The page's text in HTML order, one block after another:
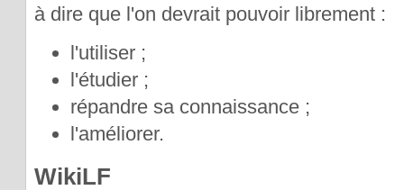
à dire que l'on devrait pouvoir librement :
l'utiliser ;
l'étudier ;
répandre sa connaissance ;
l'améliorer.
WikiLF